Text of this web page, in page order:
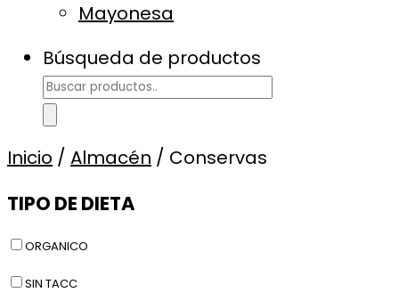
Mayonesa
Búsqueda de productos
Inicio / Almacén / Conservas
TIPO DE DIETA
ORGANICO
SIN TACC